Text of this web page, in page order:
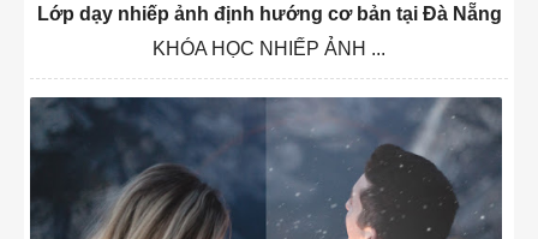
Lớp dạy nhiếp ảnh định hướng cơ bản tại Đà Nẵng
KHÓA HỌC NHIẾP ẢNH ...